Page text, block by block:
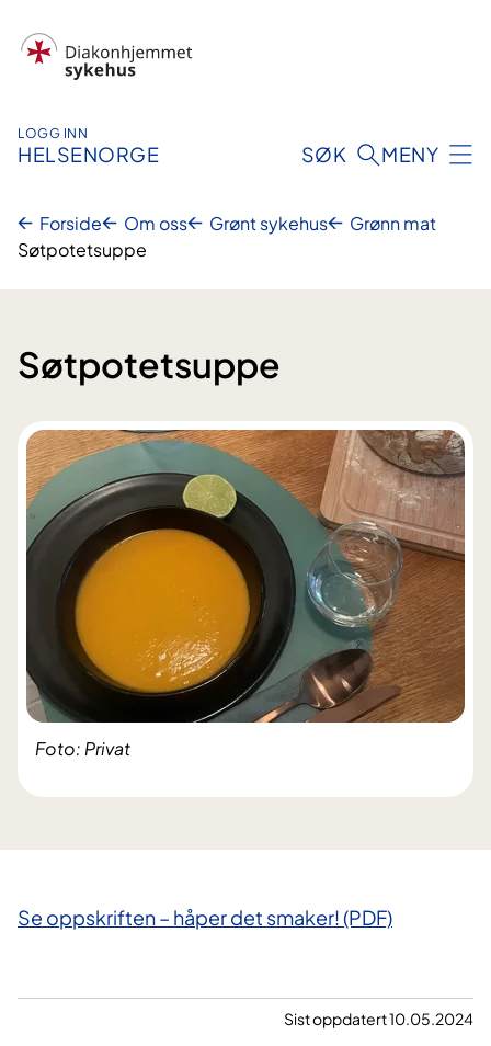
innhold
LOGG INN
HELSENORGE SØK MENY
Forside Om oss Grønt sykehus
Grønn mat
Søtpotetsuppe
Søtpotetsuppe
Foto: Privat
Se oppskriften – håper det smaker! (PDF)
Sist oppdatert 10.05.2024